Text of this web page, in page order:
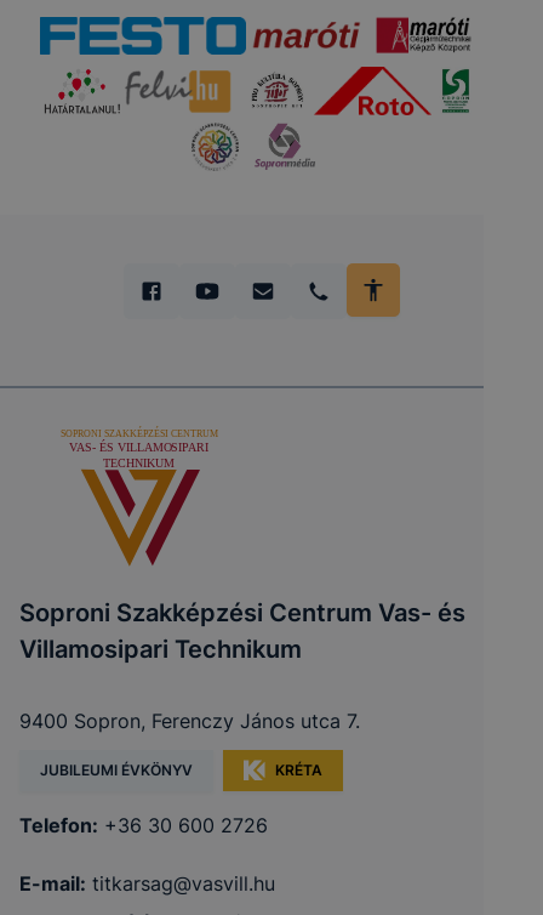
Soproni Szakképzési Centrum Vas- és
Villamosipari Technikum
9400 Sopron, Ferenczy János utca 7.
JUBILEUMI ÉVKÖNYV KRÉTA
Telefon: +36 30 600 2726
E-mail: titkarsag@vasvill.hu